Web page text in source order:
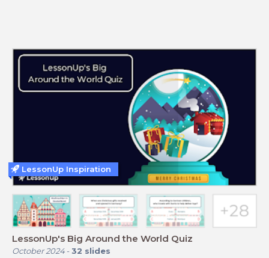
LessonUp's Big Around the World Quiz
October 2024- 32 slides
LessonUp Inspiration